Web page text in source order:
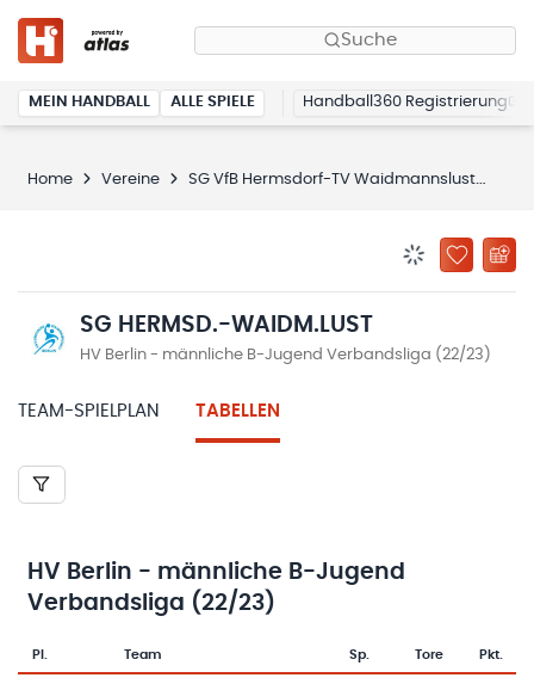
Suche
MEIN HANDBALL ALLE SPIELE Handball360 Registrierung
Home Vereine SG VfB Hermsdorf-TV Waidmannslust
ZU
SG HERMSD.-WAIDM.LUST
HV Berlin - männliche B-Jugend Verbandsliga (22/23)
TEAM-SPIELPLAN TABELLEN
HV Berlin - männliche B-Jugend
Verbandsliga (22/23)
Pl.
Team-Logo
Team Sp. Tore Pkt.